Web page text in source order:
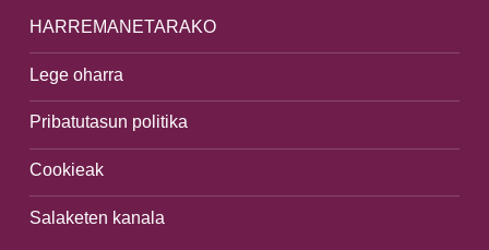
HARREMANETARAKO
Lege oharra
Pribatutasun politika
Cookieak
Salaketen kanala